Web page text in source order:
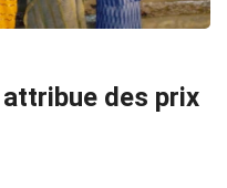
des prix